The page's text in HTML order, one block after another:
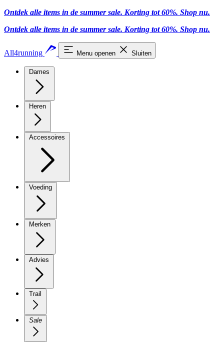
Ontdek alle items in de summer sale. Korting tot 60%. Shop nu.
Ontdek alle items in de summer sale. Korting tot 60%. Shop nu.
All4running Menu openen Sluiten
Dames
Heren
Accessoires
Voeding
Merken
Advies
Trail
Sale